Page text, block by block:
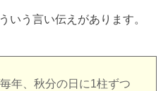
いう言い伝えがあります。
年、秋分の日に1柱ずつ